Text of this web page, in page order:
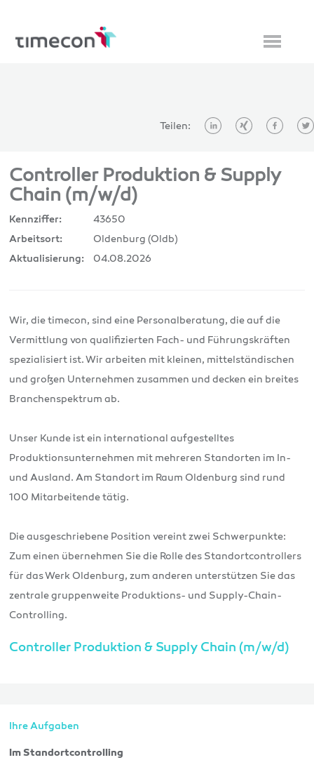
Teilen:
Controller Produktion & Supply
Chain (m/w/d)
Kennziffer: 43650
Arbeitsort: Oldenburg (Oldb)
Aktualisierung: 04.08.2026
Wir, die timecon, sind eine Personalberatung, die auf die
Vermittlung von qualifizierten Fach- und Führungskräften
spezialisiert ist. Wir arbeiten mit kleinen, mittelständischen
und großen Unternehmen zusammen und decken ein breites
Branchenspektrum ab.
Unser Kunde ist ein international aufgestelltes
Produktionsunternehmen mit mehreren Standorten im In-
und Ausland. Am Standort im Raum Oldenburg sind rund
100 Mitarbeitende tätig.
Die ausgeschriebene Position vereint zwei Schwerpunkte:
Zum einen übernehmen Sie die Rolle des Standortcontrollers
für das Werk Oldenburg, zum anderen unterstützen Sie das
zentrale gruppenweite Produktions- und Supply-Chain-
Controlling.
Controller Produktion & Supply Chain (m/w/d)
Ihre Aufgaben
Im Standortcontrolling